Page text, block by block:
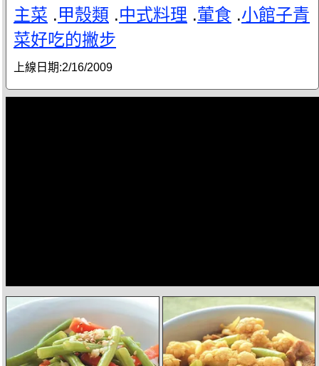
主菜 .甲殼類 .中式料理 .葷食 .小館子青
菜好吃的撇步
上線日期:2/16/2009